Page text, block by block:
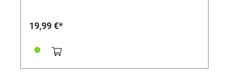
19,99 €*